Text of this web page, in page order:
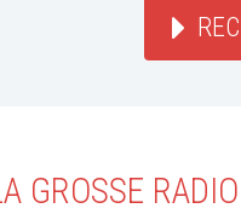
GROSSE RADIO